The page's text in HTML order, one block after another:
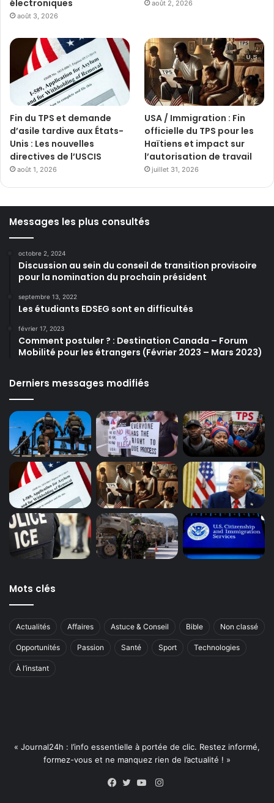
électroniques
août 3, 2026
août 2, 2026
Fin du TPS et demande
d’asile tardive aux États-
Unis : Les nouvelles
directives de l’USCIS
août 1, 2026
USA / Immigration : Fin
officielle du TPS pour les
Haïtiens et impact sur
l’autorisation de travail
juillet 31, 2026
Messages les plus consultés
octobre 2, 2024
Discussion au sein du conseil de transition provisoire
pour la nomination du prochain président
septembre 13, 2022
Les étudiants EDSEG sont en difficultés
février 17, 2023
Comment postuler ? : Destination Canada – Forum
Mobilité pour les étrangers (Février 2023 – Mars 2023)
Derniers messages modifiés
Mots clés
Actualités Affaires Astuce & Conseil Bible Non classé
Opportunités Passion Santé Sport Technologies
À l’instant
« Journal24h : l’info essentielle à portée de clic. Restez informé,
formez-vous et ne manquez rien de l’actualité ! »
Instagram